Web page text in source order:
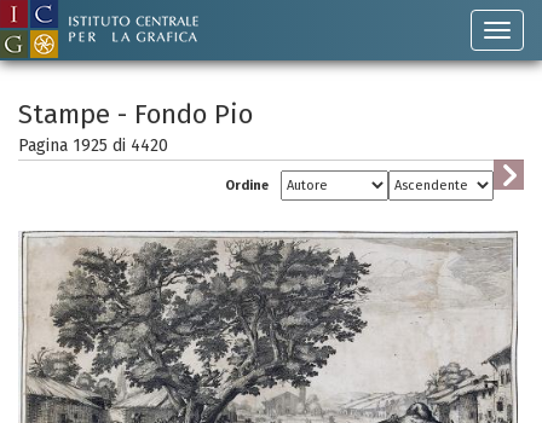
Stampe - Fondo Pio
Pagina 1925 di 4420
Ordine